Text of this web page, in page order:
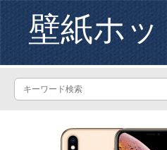
壁紙ホ